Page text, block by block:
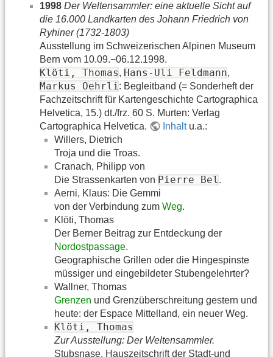
1998 Der Weltensammler: eine aktuelle Sicht auf
die 16.000 Landkarten des Johann Friedrich von
Ryhiner (1732-1803)
Ausstellung im Schweizerischen Alpinen Museum
Bern vom 10.09.−06.12.1998.
Klöti, Thomas, Hans-Uli Feldmann,
Markus Oehrli: Begleitband (= Sonderheft der
Fachzeitschrift für Kartengeschichte Cartographica
Helvetica, 15.) dt./frz. 60 S. Murten: Verlag
Cartographica Helvetica.
Inhaltu.a.:
Willers, Dietrich
Troja und die Troas.
Cranach, Philipp von
Die Strassenkarten von Pierre Bel.
Aerni, Klaus: Die Gemmi
von der Verbindung zum Weg.
Klöti, Thomas
Der Berner Beitrag zur Entdeckung der
Nordostpassage.
Geographische Grillen oder die Hingespinste
müssiger und eingebildeter Stubengelehrter?
Wallner, Thomas
Grenzen und Grenzüberschreitung gestern und
heute: der Espace Mittelland, ein neuer Weg.
Klöti, Thomas
Zur Ausstellung: Der Weltensammler.
Stubsnase. Hauszeitschrift der Stadt-und